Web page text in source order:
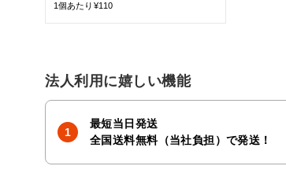
1個あたり¥110
法人利用に嬉しい機能
最短当日発送
全国送料無料（当社負担）で発送！